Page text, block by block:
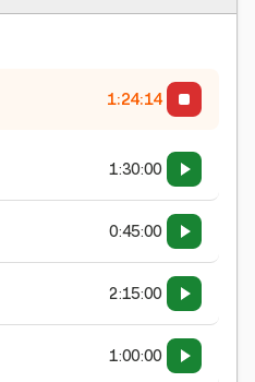
1:24:15
1:30:00
0:45:00
2:15:00
1:00:00